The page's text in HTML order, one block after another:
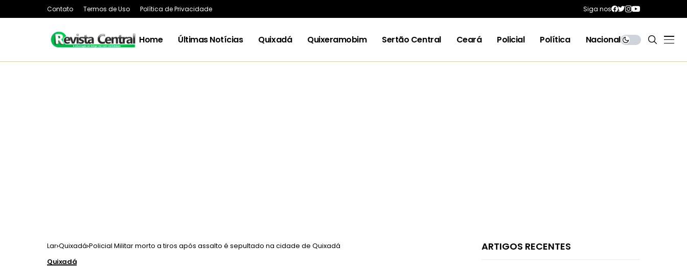
Contato Termos de Uso Política de Privacidade Siga nos
Home Últimas Notícias Quixadá Quixeramobim Sertão Central Ceará Policial Política Nacional
Lar Quixadá Policial Militar morto a tiros após assalto é sepultado na cidade de Quixadá
Quixadá
ARTIGOS RECENTES